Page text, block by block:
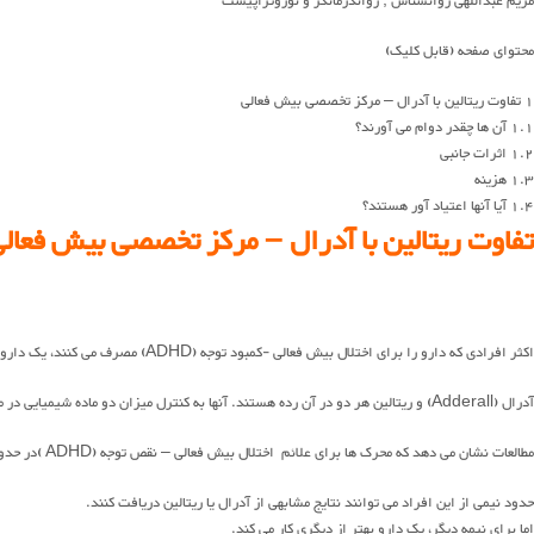
محتوای صفحه (قابل کلیک)
1 تفاوت ریتالین با آدرال – مرکز تخصصی بیش فعالی
1.1 آن ها چقدر دوام می آورند؟
1.2 اثرات جانبی
1.3 هزینه
1.4 آیا آنها اعتیاد آور هستند؟
تفاوت ریتالین با آدرال – مرکز تخصصی بیش
اکثر افرادی که دارو را برای اختلال بیش فعالی -کمبود توجه (ADHD) مصرف می کنند، یک داروی محرک مصرف می کنند.
آدرال (Adderall) و ریتالین هر دو در آن رده هستند. آنها به کنترل میزان دو ماده شیمیایی در مغز کمک می کنند که تأثیر خوبی بر دوپامین و نوراپی نفرین دارند.
مطالعات نشان می دهد که محرک ها برای علائم اختلال بیش فعالی – نقص توجه (ADHD )در حدود 80٪ از افرادی که آنها را مصرف می کنند، موثر است.
حدود نیمی از این افراد می توانند نتایج مشابهی از آدرال یا ریتالین دریافت کنند.